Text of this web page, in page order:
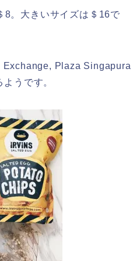
。大きいサイズは＄16で
Plaza Singapura
うです。